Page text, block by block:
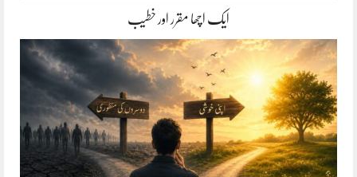
ایک اچھا مقرر اور خطیب